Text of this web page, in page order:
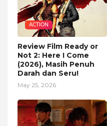
ACTION
Review Film Ready or
Not 2: Here I Come
(2026), Masih Penuh
Darah dan Seru!
May 25, 2026